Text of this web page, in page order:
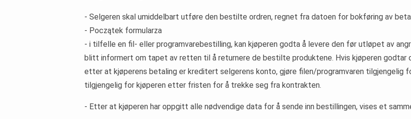
- Selgeren skal umiddelbart utføre den bestilte ordren, regnet fra datoen for bokføring av
- Początek formularza
- i tilfelle en fil- eller programvarebestilling, kan kjøperen godta å levere den før utløpet av
blitt informert om tapet av retten til å returnere de bestilte produktene. Hvis kjøperen godtar
etter at kjøperens betaling er kreditert selgerens konto, gjøre filen/programvaren tilgjengelig
tilgjengelig for kjøperen etter fristen for å trekke seg fra kontrakten.
- Etter at kjøperen har oppgitt alle nødvendige data for å sende inn bestillingen, vises et